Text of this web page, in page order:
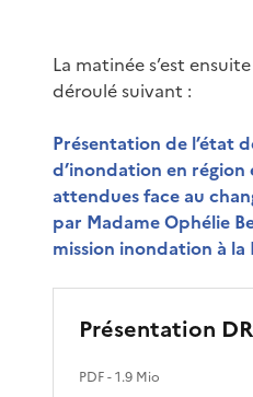
La matinée s’est
déroulé suivant :
Présentation de l’état
d’inondation en
attendues face au
par Madame Ophélie
mission inondation à la
Présentation
PDF- 1.9 Mio